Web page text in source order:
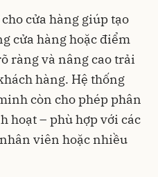
cửa hàng giúp tạo
cửa hàng hoặc điểm
ràng và nâng cao trải
hàng. Hệ thống
còn cho phép phân
hoạt – phù hợp với các
viên hoặc nhiều